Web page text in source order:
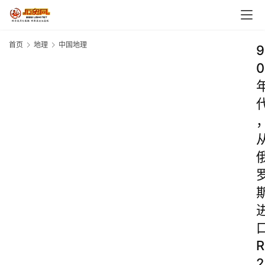
首页 地理 中国地理
9
0
R